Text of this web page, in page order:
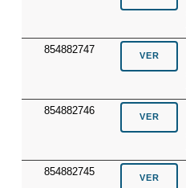
854882747
854882746
854882745